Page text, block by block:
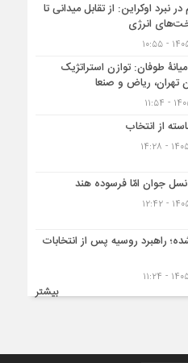
در نبرد اوکراین: از تقابل میدانی تا
انرژی
میانۀ طوفان: توازن استراتژیک
تهران، ریاض و صنعا
از انتخاب
جوان امّا فرسوده هند
راهبرد روسیه پس از انتخابات
بیشتر